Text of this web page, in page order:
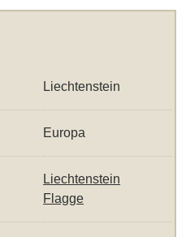
Liechtenstein
Europa
Liechtenstein
Flagge